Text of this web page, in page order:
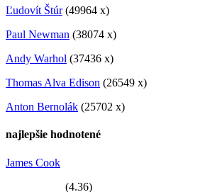
Ľudovít Štúr (49964 x)
Paul Newman (38074 x)
Andy Warhol (37436 x)
Thomas Alva Edison (26549 x)
Anton Bernolák (25702 x)
najlepšie hodnotené
James Cook
(4.36)